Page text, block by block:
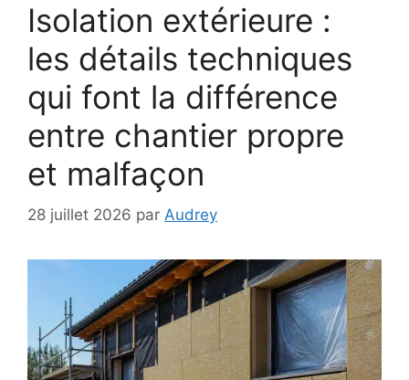
Isolation extérieure :
les détails techniques
qui font la différence
entre chantier propre
et malfaçon
28 juillet 2026 par Audrey